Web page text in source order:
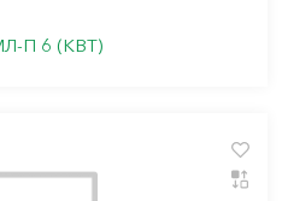
П 6 (КВТ)